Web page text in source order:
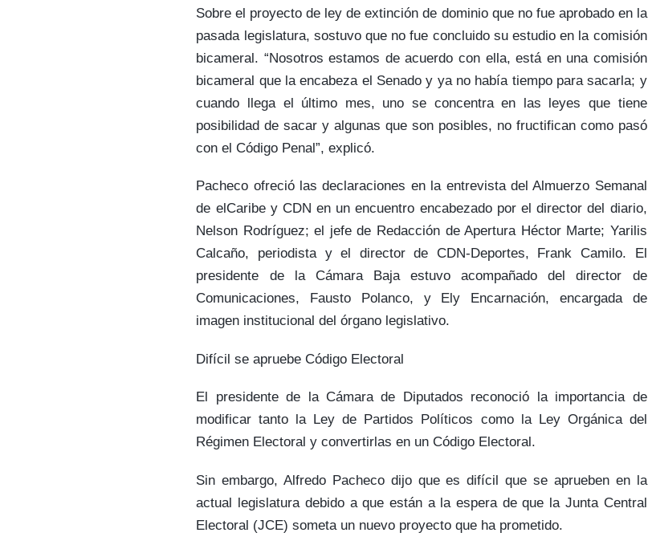
Sobre el proyecto de ley de extinción de dominio que no fue aprobado en la
pasada legislatura, sostuvo que no fue concluido su estudio en la comisión
bicameral. “Nosotros estamos de acuerdo con ella, está en una comisión
bicameral que la encabeza el Senado y ya no había tiempo para sacarla; y
cuando llega el último mes, uno se concentra en las leyes que tiene
posibilidad de sacar y algunas que son posibles, no fructifican como pasó
con el Código Penal”, explicó.
Pacheco ofreció las declaraciones en la entrevista del Almuerzo Semanal
de elCaribe y CDN en un encuentro encabezado por el director del diario,
Nelson Rodríguez; el jefe de Redacción de Apertura Héctor Marte; Yarilis
Calcaño, periodista y el director de CDN-Deportes, Frank Camilo. El
presidente de la Cámara Baja estuvo acompañado del director de
Comunicaciones, Fausto Polanco, y Ely Encarnación, encargada de
imagen institucional del órgano legislativo.
Difícil se apruebe Código Electoral
El presidente de la Cámara de Diputados reconoció la importancia de
modificar tanto la Ley de Partidos Políticos como la Ley Orgánica del
Régimen Electoral y convertirlas en un Código Electoral.
Sin embargo, Alfredo Pacheco dijo que es difícil que se aprueben en la
actual legislatura debido a que están a la espera de que la Junta Central
Electoral (JCE) someta un nuevo proyecto que ha prometido.